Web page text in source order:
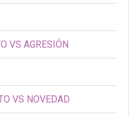
VS AGRESIÓN
VS NOVEDAD